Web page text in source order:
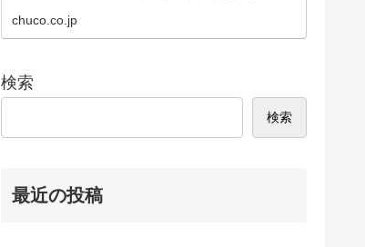
chuco.co.jp
検索
検索
最近の投稿